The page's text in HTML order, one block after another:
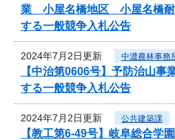
業 小屋名橋地区 小屋名橋耐
する一般競争入札公告
2024年7月2日更新 中濃農林事務
【中治第0606号】予防治
する一般競争入札公告
2024年7月2日更新 公共建築課
【教工第6-49号】岐阜総合学